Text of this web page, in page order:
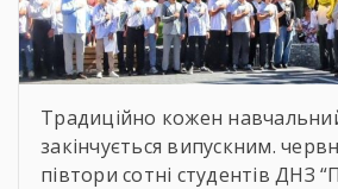
Традиційно кожен
закінчується випускним.
півтори сотні студентів ДНЗ